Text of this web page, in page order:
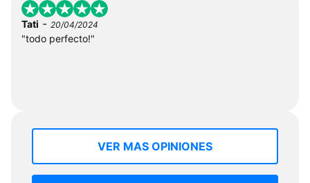
Tati - 20/04/2024
"todo perfecto!"
VER MAS OPINIONES